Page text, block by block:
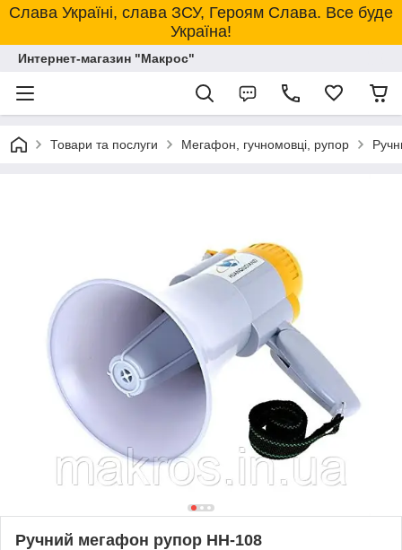
Слава Україні, слава ЗСУ, Героям Слава. Все буде
Україна!
Интернет-магазин "Макрос"
Товари та послуги Мегафон, гучномовці, рупор
Ручний мегафон рупор HH-108